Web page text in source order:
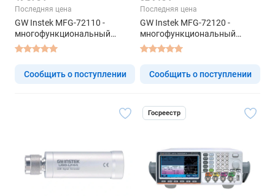
Последняя цена
GW Instek MFG-72110 -
многофункциональный
генератор
Сообщить о поступлении
Последняя цена
GW Instek MFG-72120 -
многофункциональный
генератор
Сообщить о поступлении
Госреестр